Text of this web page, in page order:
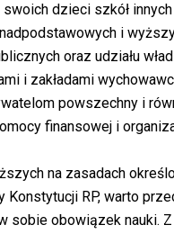
dzieci szkół
i
oraz udziału
i zakładami
powszechny i
finansowej i
na zasadach
RP, warto
sobie obowiązek nauki.